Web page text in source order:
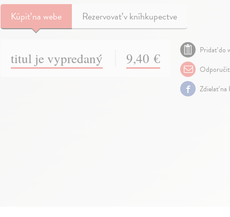
Kúpiťna webe Rezervovať v kníhkupectve
titul je vypredaný 9,40 €
Pridať do
Zdielať na